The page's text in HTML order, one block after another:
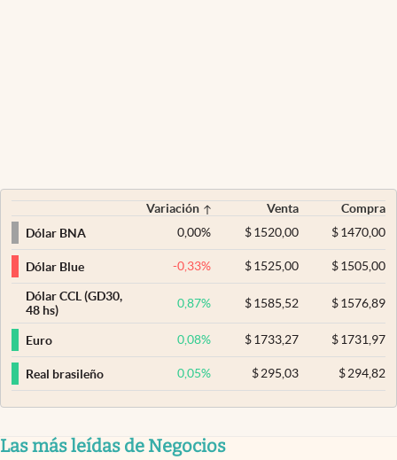
Variación Venta
Compra
Dólar BNA
0,00% $ 1520,00 $1470,00
Dólar Blue -0,33% $ 1525,00 $1505,00
Dólar CCL (GD30,
48 hs)
0,87% $ 1585,52 $1576,89
Euro 0,08% $ 1733,27 $1731,97
Real brasileño 0,05% $295,03 $294,82
Las más leídas de Negocios